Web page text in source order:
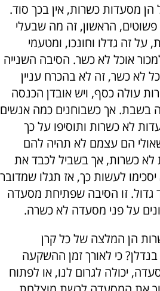
מסעדות כשרות, אין בכך סוד.
הראשון, זה מה שבעלי
על זה גדלו וחונכו, ומטעמי
אוכל לא כשר. הסיבה השנייה
לא כשר, זה לא בהכרח עניין
עולה כסף, ויש אובדן הכנסה
בשבת. אך כשבוחנים כמה אנשים
לא כשרות ותוסיפו על כך
הם עצמם לא תהיה להם
לא כשרות, אך בשביל לכבד את
לעשות כך, אז תגלו שמדובר
גדול. זו הסיבה שפתיחת מסעדה
על פני מסעדה לא כשרה.
הן המלצה של כל קרן
כי לאורך זמן ההשקעה
יכולה לגרום לנו, או לפתוח